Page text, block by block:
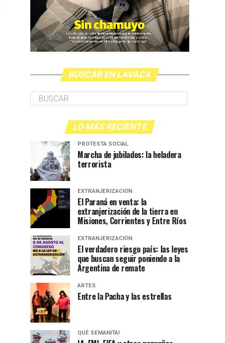
BUSCAR EN LAVACA
LO MÁS RECIENTE
PROTESTA SOCIAL
Marcha de jubilados: la heladera
terrorista
EXTRANJERIZACIÓN
El Paraná en venta: la
extranjerización de la tierra en
Misiones, Corrientes y Entre Ríos
EXTRANJERIZACIÓN
El verdadero riesgo país: las leyes
que buscan seguir poniendo a la
Argentina de remate
ARTES
Entre la Pacha y las estrellas
QUÉ SEMANITA!